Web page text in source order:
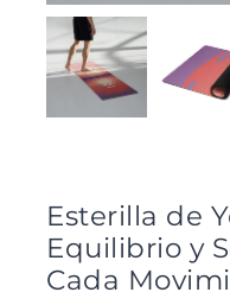
Esterilla de
Equilibrio y
Cada